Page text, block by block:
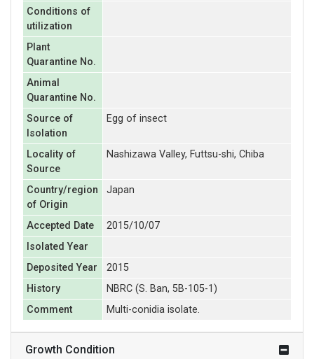
Conditions of
utilization
Plant
Quarantine No.
Animal
Quarantine No.
Source of
Isolation
Egg of insect
Locality of
Source
Nashizawa Valley, Futtsu-shi, Chiba
Country/region
of Origin
Japan
Accepted Date
2015/10/07
Isolated Year
Deposited Year
2015
History
NBRC (S. Ban, 5B-105-1)
Comment
Multi-conidia isolate.
Growth Condition